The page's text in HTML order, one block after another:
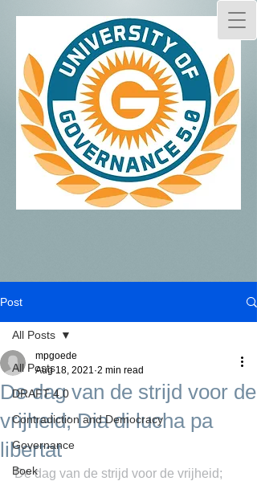
Post
All Posts
DRAFT 4.0
Contradiction and Democracy
Governance
Boek
All Posts
De dag van de strijd voor de
vrijheid; Dia di lucha pa
libertat
mpgoede
Aug 18, 2021 2 min read
De dag van de strijd voor de vrijheid;